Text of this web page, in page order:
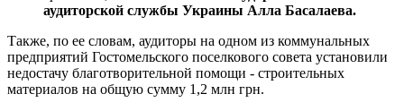
аудиторской службы Украины Алла Басалаева.
Также, по ее словам, аудиторы на одном из коммунальных
предприятий Гостомельского поселкового совета установили
недостачу благотворительной помощи - строительных
материалов на общую сумму 1,2 млн грн.